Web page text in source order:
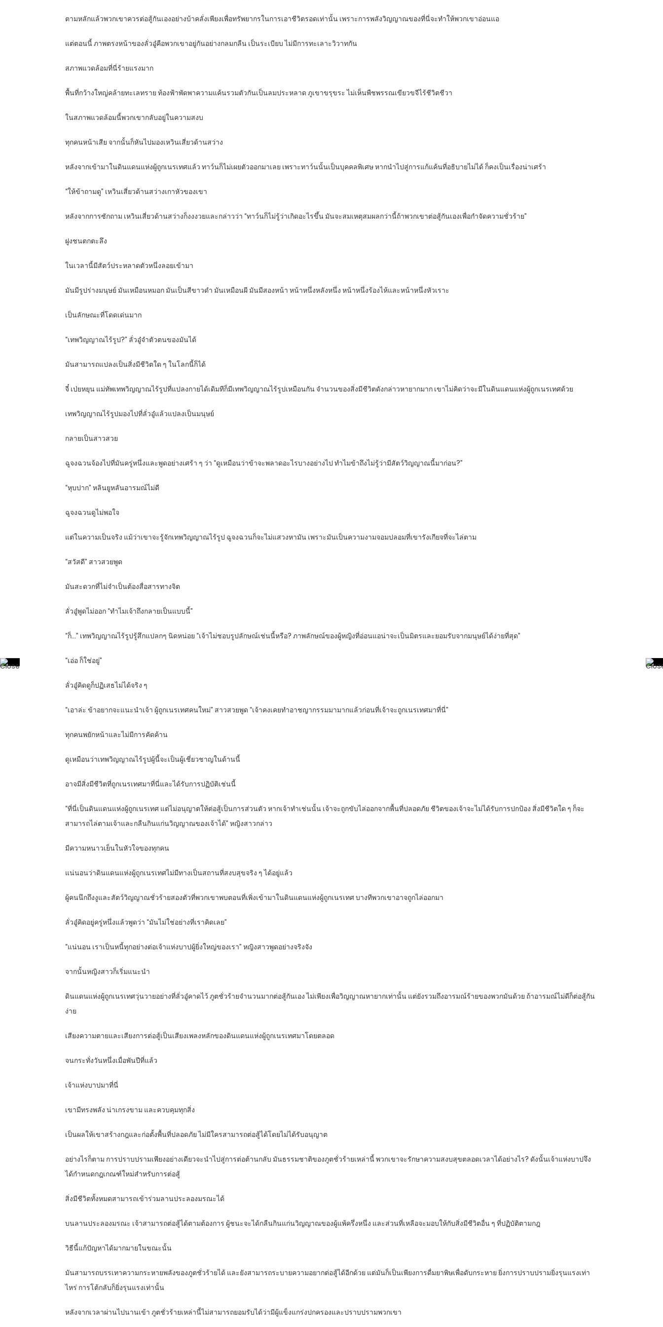
ตามหลักแล้วพวกเขาควรต่อสู้กันเองอย่างบ้าคลั่งเพียงเพื่อทรัพยากรในการเอาชีวิตรอดเท่านั้น เพราะการพลังวิญญาณของที่นี่จะทำให้พวกเขาอ่อนแอ
แต่ตอนนี้ ภาพตรงหน้าของลั่วอู๋คือพวกเขาอยู่กันอย่างกลมกลืน เป็นระเบียบ ไม่มีการทะเลาะวิวาทกัน
สภาพแวดล้อมที่นี่ร้ายแรงมาก
พื้นที่กว้างใหญ่คล้ายทะเลทราย ท้องฟ้าพัดพาความแค้นรวมตัวกันเป็นลมประหลาด ภูเขาขรุขระ ไม่เห็นพืชพรรณเขียวขจีไร้ชีวิตชีวา
ในสภาพแวดล้อมนี้พวกเขากลับอยู่ในความสงบ
ทุกคนหน้าเสีย จากนั้นก็หันไปมองเหวินเสี่ยวด้านสว่าง
หลังจากเข้ามาในดินแดนแห่งผู้ถูกเนรเทศแล้ว ทาว์นก็ไม่เผยตัวออกมาเลย เพราะทาว์นนั้นเป็นบุคคลพิเศษ หากนำไปสู่การแก้แค้นที่อธิบายไม่ได้ ก็คงเป็นเรื่องน่าเศร้า
“ให้ข้าถามดู” เหวินเสี่ยวด้านสว่างเกาหัวของเขา
หลังจากการซักถาม เหวินเสี่ยวด้านสว่างก็งงงวยและกล่าวว่า “ทาว์นก็ไม่รู้ว่าเกิดอะไรขึ้น มันจะสมเหตุสมผลกว่านี้ถ้าพวกเขาต่อสู้กันเองเพื่อกำจัดความชั่วร้าย”
ฝูงชนตกตะลึง
ในเวลานี้มีสัตว์ประหลาดตัวหนึ่งลอยเข้ามา
มันมีรูปร่างมนุษย์ มันเหมือนหมอก มันเป็นสีขาวดำ มันเหมือนผี มันมีสองหน้า หน้าหนึ่งหลังหนึ่ง หน้าหนึ่งร้องไห้และหน้าหนึ่งหัวเราะ
เป็นลักษณะที่โดดเด่นมาก
“เทพวิญญาณไร้รูป?” ลั่วอู๋จำตัวตนของมันได้
มันสามารถแปลงเป็นสิ่งมีชีวิตใด ๆ ในโลกนี้ก็ได้
จี๋ เป่ยหยุน แม่ทัพเทพวิญญาณไร้รูปที่แปลงกายได้เดิมทีก็มีเทพวิญญาณไร้รูปเหมือนกัน จำนวนของสิ่งมีชีวิตดังกล่าวหายากมาก เขาไม่คิดว่าจะมีในดินแดนแห่งผู้ถูกเนรเทศด้วย
เทพวิญญาณไร้รูปมองไปที่ลั่วอู๋แล้วแปลงเป็นมนุษย์
กลายเป็นสาวสวย
ฉูจงฉวนจ้องไปที่มันครู่หนึ่งและพูดอย่างเศร้า ๆ ว่า “ดูเหมือนว่าข้าจะพลาดอะไรบางอย่างไป ทำไมข้าถึงไม่รู้ว่ามีสัตว์วิญญาณนี้มาก่อน?”
“หุบปาก” หลินยูหลันอารมณ์ไม่ดี
ฉูจงฉวนดูไม่พอใจ
แต่ในความเป็นจริง แม้ว่าเขาจะรู้จักเทพวิญญาณไร้รูป ฉูจงฉวนก็จะไม่แสวงหามัน เพราะมันเป็นความงามจอมปลอมที่เขารังเกียจที่จะไล่ตาม
“สวัสดี” สาวสวยพูด
มันสะดวกที่ไม่จำเป็นต้องสื่อสารทางจิต
ลั่วอู๋พูดไม่ออก “ทำไมเจ้าถึงกลายเป็นแบบนี้”
“ก็…” เทพวิญญาณไร้รูปรู้สึกแปลกๆ นิดหน่อย “เจ้าไม่ชอบรูปลักษณ์เช่นนี้หรือ? ภาพลักษณ์ของผู้หญิงที่อ่อนแอน่าจะเป็นมิตรและยอมรับจากมนุษย์ได้ง่ายที่สุด”
“เอ่อ ก็ใช่อยู่”
ลั่วอู๋คิดดูก็ปฏิเสธไม่ได้จริง ๆ
“เอาล่ะ ข้าอยากจะแนะนำเจ้า ผู้ถูกเนรเทศคนใหม่” สาวสวยพูด “เจ้าคงเคยทำอาชญากรรมมามากแล้วก่อนที่เจ้าจะถูกเนรเทศมาที่นี่”
ทุกคนพยักหน้าและไม่มีการคัดค้าน
ดูเหมือนว่าเทพวิญญาณไร้รูปผู้นี้จะเป็นผู้เชี่ยวชาญในด้านนี้
อาจมีสิ่งมีชีวิตที่ถูกเนรเทศมาที่นี่และได้รับการปฏิบัติเช่นนี้
“ที่นี่เป็นดินแดนแห่งผู้ถูกเนรเทศ แต่ไม่อนุญาตให้ต่อสู้เป็นการส่วนตัว หากเจ้าทำเช่นนั้น เจ้าจะถูกขับไล่ออกจากพื้นที่ปลอดภัย ชีวิตของเจ้าจะไม่ได้รับการปกป้อง สิ่งมีชีวิตใด ๆ ก็จะ
สามารถไล่ตามเจ้าและกลืนกินแก่นวิญญาณของเจ้าได้” หญิงสาวกล่าว
มีความหนาวเย็นในหัวใจของทุกคน
แน่นอนว่าดินแดนแห่งผู้ถูกเนรเทศไม่มีทางเป็นสถานที่สงบสุขจริง ๆ ได้อยู่แล้ว
ผู้คนนึกถึงงูและสัตว์วิญญาณชั่วร้ายสองตัวที่พวกเขาพบตอนที่เพิ่งเข้ามาในดินแดนแห่งผู้ถูกเนรเทศ บางทีพวกเขาอาจถูกไล่ออกมา
ลั่วอู๋คิดอยู่ครู่หนึ่งแล้วพูดว่า “มันไม่ใช่อย่างที่เราคิดเลย”
“แน่นอน เราเป็นหนี้ทุกอย่างต่อเจ้าแห่งบาปผู้ยิ่งใหญ่ของเรา” หญิงสาวพูดอย่างจริงจัง
จากนั้นหญิงสาวก็เริ่มแนะนำ
ดินแดนแห่งผู้ถูกเนรเทศวุ่นวายอย่างที่ลั่วอู๋คาดไว้ ภูตชั่วร้ายจำนวนมากต่อสู้กันเอง ไม่เพียงเพื่อวิญญาณหายากเท่านั้น แต่ยังรวมถึงอารมณ์ร้ายของพวกมันด้วย ถ้าอารมณ์ไม่ดีก็ต่อสู้กัน
ง่าย
เสียงความตายและเสียงการต่อสู้เป็นเสียงเพลงหลักของดินแดนแห่งผู้ถูกเนรเทศมาโดยตลอด
จนกระทั่งวันหนึ่งเมื่อพันปีที่แล้ว
เจ้าแห่งบาปมาที่นี่
เขามีทรงพลัง น่าเกรงขาม และควบคุมทุกสิ่ง
เป็นผลให้เขาสร้างกฎและก่อตั้งพื้นที่ปลอดภัย ไม่มีใครสามารถต่อสู้ได้โดยไม่ได้รับอนุญาต
อย่างไรก็ตาม การปราบปรามเพียงอย่างเดียวจะนำไปสู่การต่อต้านกลับ มันธรรมชาติของภูตชั่วร้ายเหล่านี้ พวกเขาจะรักษาความสงบสุขตลอดเวลาได้อย่างไร? ดังนั้นเจ้าแห่งบาปจึง
ได้กำหนดกฎเกณฑ์ใหม่สำหรับการต่อสู้
สิ่งมีชีวิตทั้งหมดสามารถเข้าร่วมลานประลองมรณะได้
บนลานประลองมรณะ เจ้าสามารถต่อสู้ได้ตามต้องการ ผู้ชนะจะได้กลืนกินแก่นวิญญาณของผู้แพ้ครึ่งหนึ่ง และส่วนที่เหลือจะมอบให้กับสิ่งมีชีวิตอื่น ๆ ที่ปฏิบัติตามกฎ
วิธีนี้แก้ปัญหาได้มากมายในขณะนั้น
มันสามารถบรรเทาความกระหายพลังของภูตชั่วร้ายได้ และยังสามารถระบายความอยากต่อสู้ได้อีกด้วย แต่มันก็เป็นเพียงการดื่มยาพิษเพื่อดับกระหาย ยิ่งการปราบปรามยิ่งรุนแรงเท่า
ไหร่ การโต้กลับก็ยิ่งรุนแรงเท่านั้น
หลังจากเวลาผ่านไปนานเข้า ภูตชั่วร้ายเหล่านี้ไม่สามารถยอมรับได้ว่ามีผู้แข็งแกร่งปกครองและปราบปรามพวกเขา